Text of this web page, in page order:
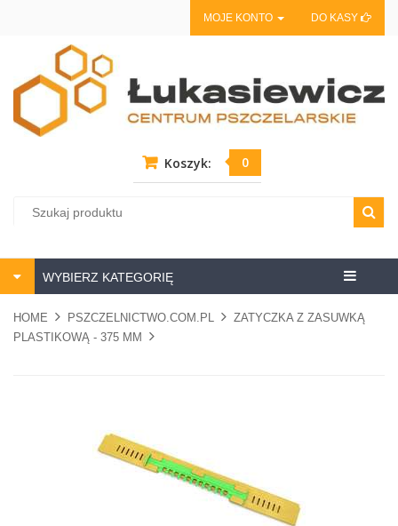
MOJE KONTO DO KASY
Koszyk: 0
Centrum
WYBIERZ KATEGORIĘ
HOME PSZCZELNICTWO.COM.PL
ZATYCZKA Z ZASUWKĄ
PLASTIKOWĄ - 375 MM